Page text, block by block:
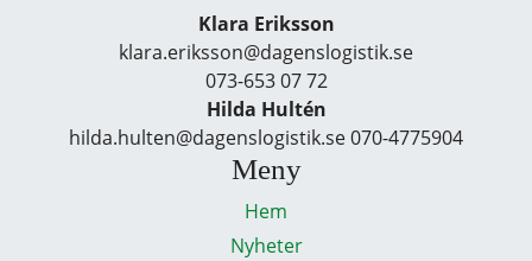
Klara Eriksson
klara.eriksson@dagenslogistik.se
073-653 07 72
Hilda Hultén
hilda.hulten@dagenslogistik.se 070-4775904
Meny
Hem
Nyheter